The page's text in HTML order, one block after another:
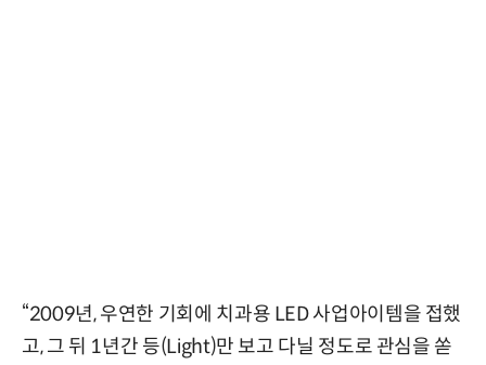
“2009년, 우연한 기회에 치과용 LED 사업아이템을 접했
고, 그 뒤 1년간 등(Light)만 보고 다닐 정도로 관심을 쏟